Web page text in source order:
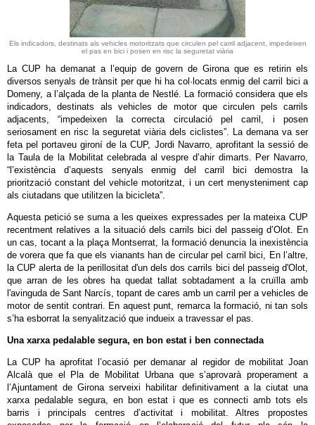
Els indicadors, destinats als vehicles motoritzats que circulen pel carril adjacent, impedeixen
el pas en bici i posen en risc la seguretat viària
La CUP ha demanat a l’equip de govern de Girona que es retirin els
diversos senyals de trànsit per que hi ha col·locats enmig del carril bici a
Domeny, a l’alçada de la planta de Nestlé. La formació considera que els
indicadors, destinats als vehicles de motor que circulen pels carrils
adjacents, “impedeixen la correcta circulació pel carril, i posen
seriosament en risc la seguretat viària dels ciclistes”. La demana va ser
feta pel portaveu gironí de la CUP, Jordi Navarro, aprofitant la sessió de
la Taula de la Mobilitat celebrada al vespre d’ahir dimarts. Per Navarro,
“l’existència d’aquests senyals enmig del carril bici demostra la
priorització constant del vehicle motoritzat, i un cert menysteniment cap
als ciutadans que utilitzen la bicicleta”.
Aquesta petició se suma a les queixes expressades per la mateixa CUP
recentment relatives a la situació dels carrils bici del passeig d’Olot. En
un cas, tocant a la plaça Montserrat, la formació denuncia la inexistència
de vorera que fa que els vianants han de circular pel carril bici, En l’altre,
la CUP alerta de la perillositat d'un dels dos carrils bici del passeig d'Olot,
que arran de les obres ha quedat tallat sobtadament a la cruïlla amb
l'avinguda de Sant Narcís, topant de cares amb un carril per a vehicles de
motor de sentit contrari. En aquest punt, remarca la formació, ni tan sols
s’ha esborrat la senyalització que indueix a travessar el pas.
Una xarxa pedalable segura, en bon estat i ben connectada
La CUP ha aprofitat l’ocasió per demanar al regidor de mobilitat Joan
Alcalà que el Pla de Mobilitat Urbana que s’aprovarà properament a
l’Ajuntament de Girona serveixi habilitar definitivament a la ciutat una
xarxa pedalable segura, en bon estat i que es connecti amb tots els
barris i principals centres d’activitat i mobilitat. Altres propostes